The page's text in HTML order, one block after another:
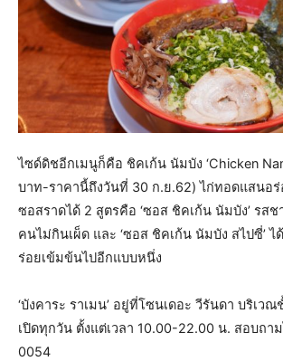
ไซด์ดิชอีกเมนูก็คือ ชิคเก้น นัมบัง ‘Chicken
บาท-ราคานี้ถึงวันที่ 30 ก.ย.62) ไก่ทอดแสนอร่
ซอสราดได้ 2 สูตรคือ ‘ซอส ชิคเก้น นัมบัง’ รส
คนไม่กินเผ็ด และ ‘ซอส ชิคเก้น นัมบัง สไปซี่’ ไ
ร่อยเข้มข้นไปอีกแบบหนึ่ง
‘บังคาระ ราเมน’ อยู่ที่โซนเดอะ วีรันดา บริเว
เปิดทุกวัน ตั้งแต่เวลา 10.00-22.00 น. สอบถ
0054